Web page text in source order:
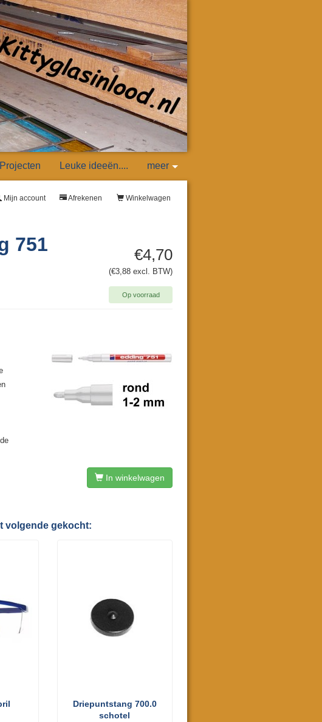
Projecten Leuke ideeën.... meer
Winkelwagen
Afrekenen
Mijn account
€4,70
(€3,88 excl. BTW)
Op voorraad
751
In winkelwagen
volgende gekocht:
Driepuntstang 700.0
schotel